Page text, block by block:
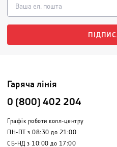
Гаряча лінія
0 (800) 402 204
Графік роботи колл-центру
ПН-ПТ з 08:30 до 21:00
СБ-НД з 10:00 до 17:00